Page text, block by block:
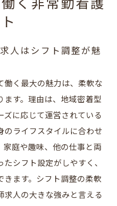
く非常勤看護
人はシフト調整が魅
働く最大の魅力は、柔軟な
ます。理由は、地域密着型
ズに応じて運営されている
のライフスタイルに合わせ
家庭や趣味、他の仕事と両
シフト設定がしやすく、
きます。シフト調整の柔軟
求人の大きな強みと言える